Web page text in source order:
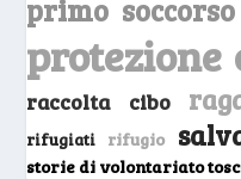
primo soccorso
protezione
raccolta cibo
rifugiati
rifugio
storie di volontariato